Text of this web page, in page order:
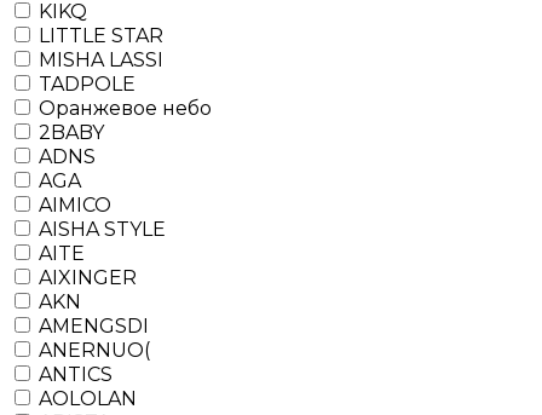
KIKQ
LITTLE STAR
MISHA LASSI
TADPOLE
Оранжевое небо
2BABY
ADNS
AGA
AIMICO
AISHA STYLE
AITE
AIXINGER
AKN
AMENGSDI
ANERNUO(
ANTICS
AOLOLAN